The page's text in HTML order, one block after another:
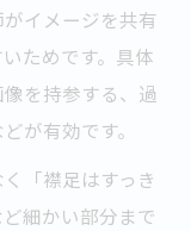
イメージを共有
ためです。具体
を持参する、過
が有効です。
「襟足はすっき
細かい部分まで